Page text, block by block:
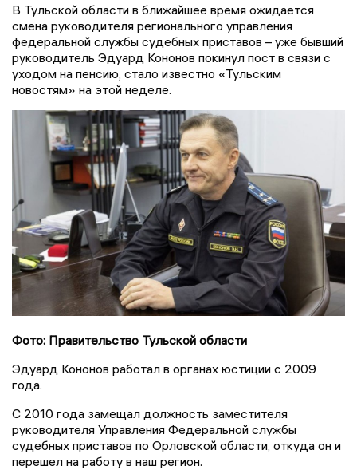
В Тульской области в ближайшее время ожидается
смена руководителя регионального управления
федеральной службы судебных приставов – уже бывший
руководитель Эдуард Кононов покинул пост в связи с
уходом на пенсию, стало известно «Тульским
новостям» на этой неделе.
Фото: Правительство Тульской области
Эдуард Кононов работал в органах юстиции с 2009
года.
С 2010 года замещал должность заместителя
руководителя Управления Федеральной службы
судебных приставов по Орловской области, откуда он и
перешел на работу в наш регион.